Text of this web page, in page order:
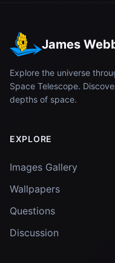
James
Explore the universe
Space Telescope.
depths of space.
EXPLORE
Images Gallery
Wallpapers
Questions
Discussion